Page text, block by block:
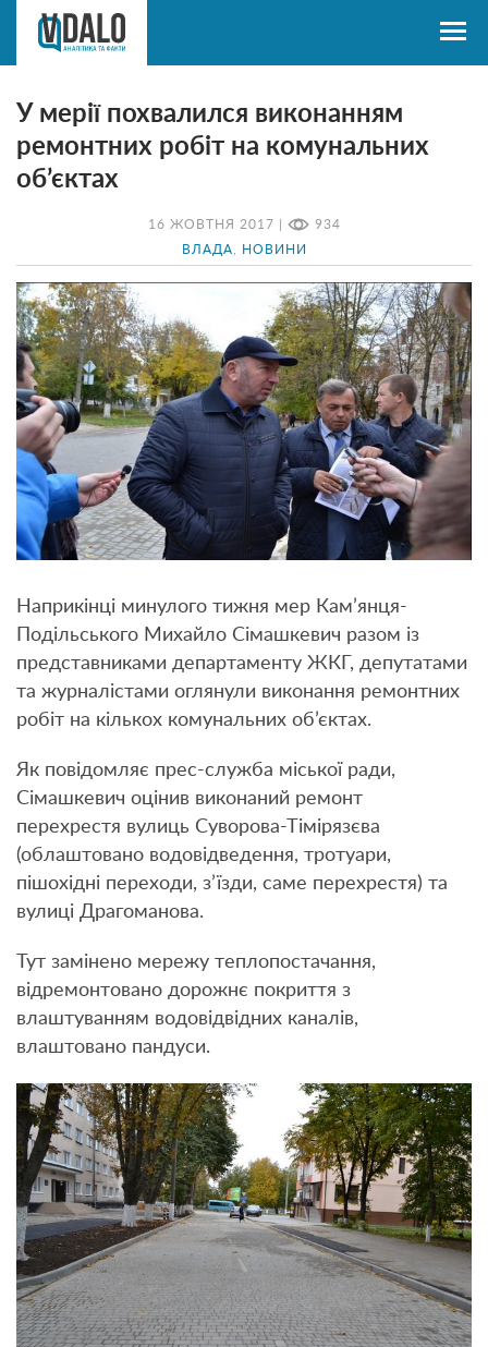
16 ЖОВТНЯ 2017 | 934
ВЛАДА НОВИНИ
У мерії похвалился виконанням
ремонтних робіт на комунальних
об’єктах
Наприкінці минулого тижня мер Кам’янця-
Подільського Михайло Сімашкевич разом із
представниками департаменту ЖКГ, депутатами
та журналістами оглянули виконання ремонтних
робіт на кількох комунальних об’єктах.
Як повідомляє прес-служба міської ради,
Сімашкевич оцінив виконаний ремонт
перехрестя вулиць Суворова-Тімірязєва
(облаштовано водовідведення, тротуари,
пішохідні переходи, з’їзди, саме перехрестя) та
вулиці Драгоманова.
Тут замінено мережу теплопостачання,
відремонтовано дорожнє покриття з
влаштуванням водовідвідних каналів,
влаштовано пандуси.